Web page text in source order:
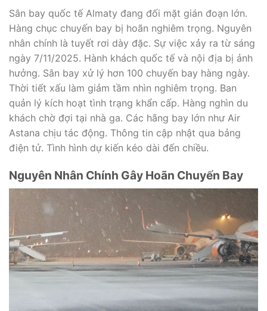
Sân bay quốc tế Almaty đang đối mặt gián đoạn lớn.
Hàng chục chuyến bay bị hoãn nghiêm trọng. Nguyên
nhân chính là tuyết rơi dày đặc. Sự việc xảy ra từ sáng
ngày 7/11/2025. Hành khách quốc tế và nội địa bị ảnh
hưởng. Sân bay xử lý hơn 100 chuyến bay hàng ngày.
Thời tiết xấu làm giảm tầm nhìn nghiêm trọng. Ban
quản lý kích hoạt tình trạng khẩn cấp. Hàng nghìn du
khách chờ đợi tại nhà ga. Các hãng bay lớn như Air
Astana chịu tác động. Thông tin cập nhật qua bảng
điện tử. Tình hình dự kiến kéo dài đến chiều.
Nguyên Nhân Chính Gây Hoãn Chuyến Bay